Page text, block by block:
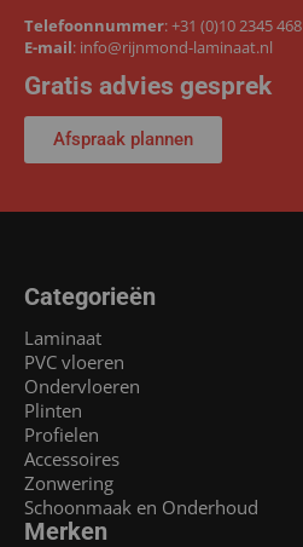
Telefoonnummer:+31 (0)10 2345 468
E-mail: info@rijnmond-laminaat.nl
Gratis advies gesprek
Afspraak plannen
Categorieën
Laminaat
PVC vloeren
Ondervloeren
Plinten
Profielen
Accessoires
Zonwering
Schoonmaak en Onderhoud
Merken